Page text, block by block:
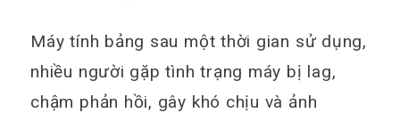
Máy tính bảng sau một thời gian sử dụng,
nhiều người gặp tình trạng máy bị lag,
chậm phản hồi, gây khó chịu và ảnh